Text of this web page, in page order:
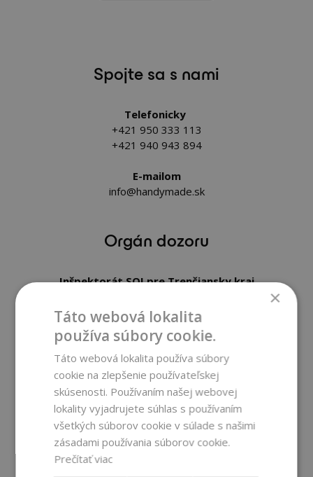
Spojte sa s nami
Telefonicky
+421 950 333 113
+421 940 943 894
E-mailom
info@handymade.sk
Orgán dozoru
Inšpektorát SOI pre Trenčiansky kraj
odbor technickej kontroly výrobkov a ochrany spotrebiteľa
a právny odbor
tel. č. , fax. č.: 046/5420 685
Bankové údaje
BANKOVÉ SPOJENIE PRE PLATBY V EUR
×
Táto webová lokalita
používa súbory cookie.
Táto webová lokalita používa súbory
cookie na zlepšenie používateľskej
skúsenosti. Používaním našej webovej
lokality vyjadrujete súhlas s používaním
všetkých súborov cookie v súlade s našimi
zásadami používania súborov cookie.
Prečítať viac